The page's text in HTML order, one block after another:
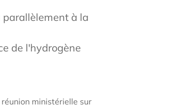
parallèlement à la
de l'hydrogène
ministérielle sur